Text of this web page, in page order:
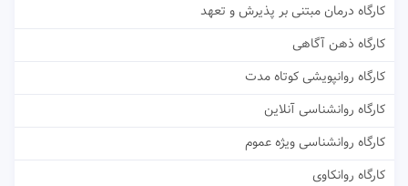
کارگاه درمان مبتنی بر پذیرش و تعهد
کارگاه ذهن آگاهی
کارگاه روانپویشی کوتاه مدت
کارگاه روانشناسی آنلاین
کارگاه روانشناسی ویژه عموم
کارگاه روانکاوی